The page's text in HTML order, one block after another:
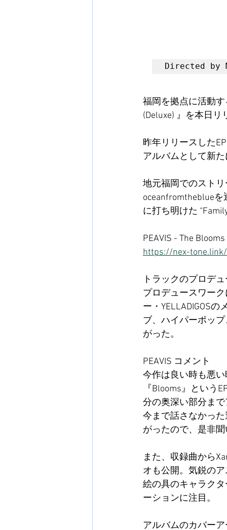
Directed by
福岡を拠点に活動
(Deluxe) 』を本日リ
昨年リリースした
アルバムとして新
地元福岡でのストリ
oceanfromtheblueを
に打ち明けた
PEAVIS - The
https://nex-
トラックのプロデ
プロデュースワー
ー・YELLADIGOS
ブ、ハイパーポッ
がった。
PEAVIS コメント
今作は良い時も悪
『Blooms』という
分の奥深い部分ま
今まで話さなかっ
がったので、是非
また、収録曲から
オも公開。気鋭の
絵の具のキャラク
ーションに注目。
アルバムのカバー